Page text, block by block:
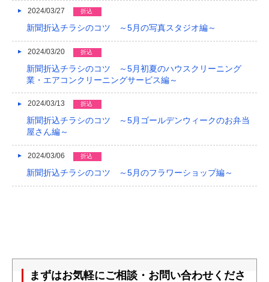
2024/03/27 折込
新聞折込チラシのコツ ～5月の写真スタジオ編～
2024/03/20 折込
新聞折込チラシのコツ ～5月初夏のハウスクリーニング
業・エアコンクリーニングサービス編～
2024/03/13 折込
新聞折込チラシのコツ ～5月ゴールデンウィークのお弁当
屋さん編～
2024/03/06 折込
新聞折込チラシのコツ ～5月のフラワーショップ編～
まずはお気軽にご相談・お問い合わせくださ